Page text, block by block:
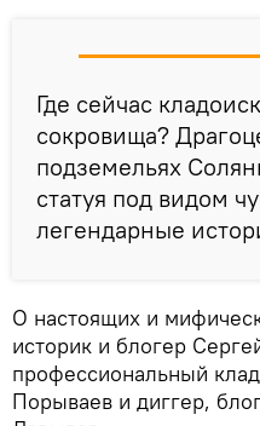
Где сейчас
сокровища?
подземельях
статуя под видом
легендарные
О настоящих и
историк и блогер
профессиональный
Порываев и диггер,